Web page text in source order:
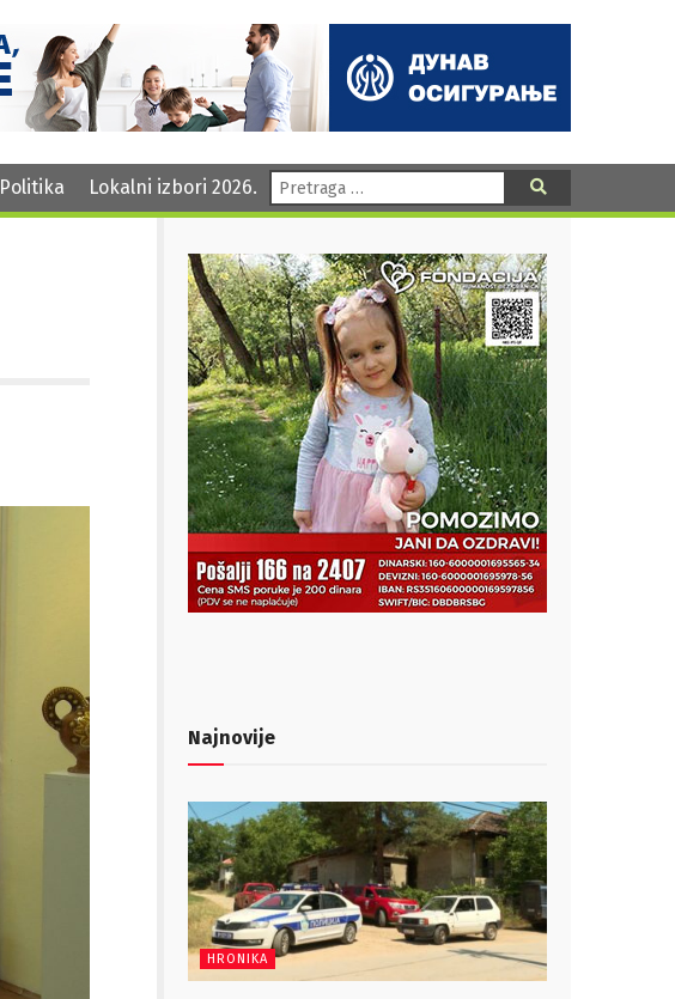
Politika Lokalni izbori 2026. Pretraga:
Najnovije
HRONIKA